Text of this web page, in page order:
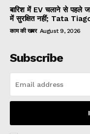
बारिश में EV चलाने से पहले
में सुरक्षित नहीं; Tata
काम की खबर August 9, 2026
Subscribe